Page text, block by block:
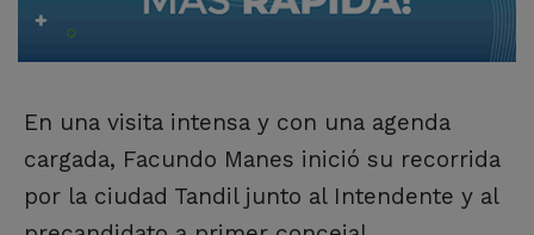
En una visita intensa y con una agenda
cargada, Facundo Manes inició su recorrida
por la ciudad Tandil junto al Intendente y al